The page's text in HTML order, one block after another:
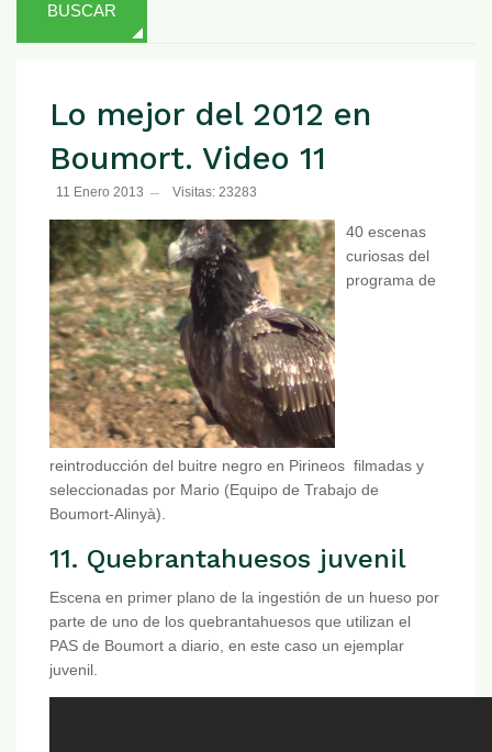
BUSCAR
Lo mejor del 2012 en
Boumort. Video 11
11 Enero 2013 Visitas: 23283
40 escenas
curiosas del
programa de
reintroducción del buitre negro en Pirineos filmadas y
seleccionadas por Mario (Equipo de Trabajo de
Boumort-Alinyà).
11. Quebrantahuesos juvenil
Escena en primer plano de la ingestión de un hueso por
parte de uno de los quebrantahuesos que utilizan el
PAS de Boumort a diario, en este caso un ejemplar
juvenil.